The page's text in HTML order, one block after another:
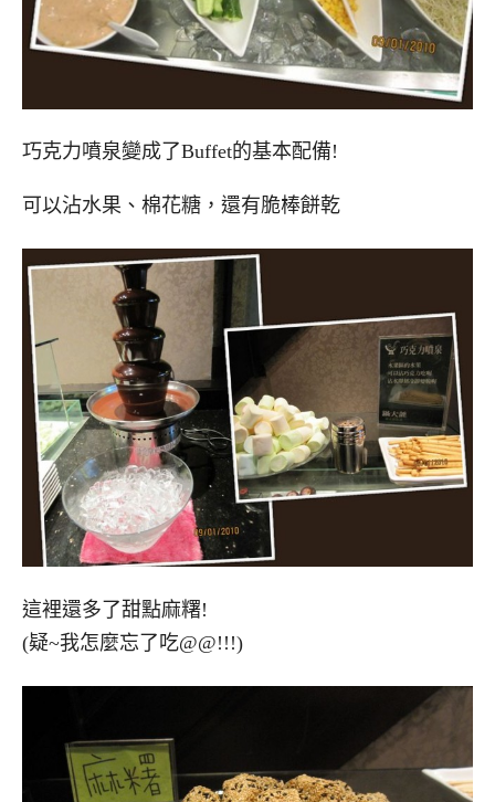
巧克力噴泉變成了Buffet的基本配備!
可以沾水果、棉花糖，還有脆棒餅乾
這裡還多了甜點麻糬!
(疑~我怎麼忘了吃@@!!!)